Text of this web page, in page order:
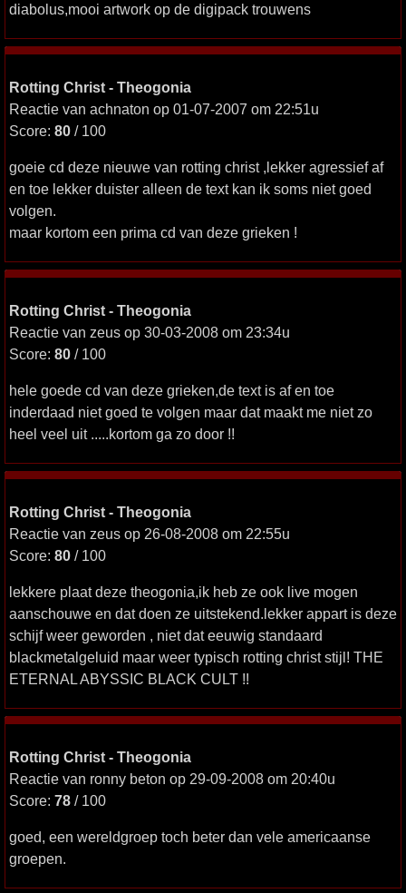
diabolus,mooi artwork op de digipack trouwens
Rotting Christ - Theogonia
Reactie van achnaton op 01-07-2007 om 22:51u
Score: 80 / 100
goeie cd deze nieuwe van rotting christ ,lekker agressief af
en toe lekker duister alleen de text kan ik soms niet goed
volgen.
maar kortom een prima cd van deze grieken !
Rotting Christ - Theogonia
Reactie van zeus op 30-03-2008 om 23:34u
Score: 80 / 100
hele goede cd van deze grieken,de text is af en toe
inderdaad niet goed te volgen maar dat maakt me niet zo
heel veel uit .....kortom ga zo door !!
Rotting Christ - Theogonia
Reactie van zeus op 26-08-2008 om 22:55u
Score: 80 / 100
lekkere plaat deze theogonia,ik heb ze ook live mogen
aanschouwe en dat doen ze uitstekend.lekker appart is deze
schijf weer geworden , niet dat eeuwig standaard
blackmetalgeluid maar weer typisch rotting christ stijl! THE
ETERNAL ABYSSIC BLACK CULT !!
Rotting Christ - Theogonia
Reactie van ronny beton op 29-09-2008 om 20:40u
Score: 78 / 100
goed, een wereldgroep toch beter dan vele americaanse
groepen.